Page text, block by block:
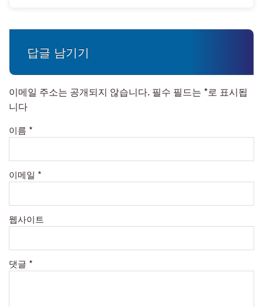
답글 남기기
이메일 주소는 공개되지 않습니다. 필수 필드는 *로 표시됩
니다
이름 *
이메일 *
웹사이트
댓글 *